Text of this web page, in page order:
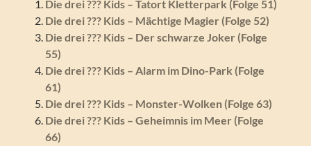
Die drei ??? Kids – Tatort Kletterpark (Folge 51)
Die drei ??? Kids – Mächtige Magier (Folge 52)
Die drei ??? Kids – Der schwarze Joker (Folge
55)
Die drei ??? Kids – Alarm im Dino-Park (Folge
61)
Die drei ??? Kids – Monster-Wolken (Folge 63)
Die drei ??? Kids – Geheimnis im Meer (Folge
66)